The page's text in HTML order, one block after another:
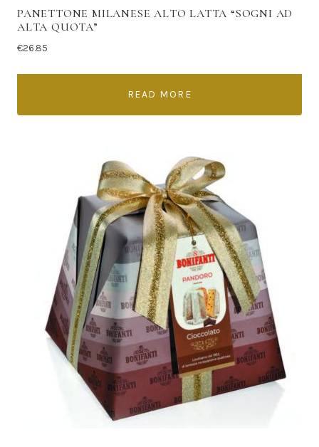
PANETTONE MILANESE ALTO LATTA “SOGNI AD
ALTA QUOTA”
€26.85
READ MORE